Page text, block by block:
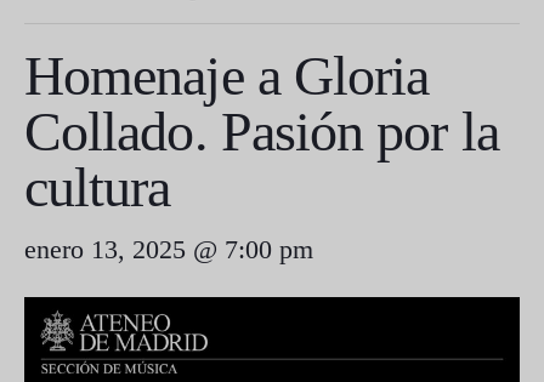
Homenaje a Gloria
Collado. Pasión por la
cultura
enero 13, 2025 @ 7:00 pm